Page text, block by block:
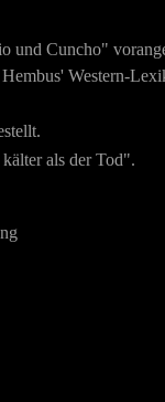
und Cuncho"
Western-
als der Tod".